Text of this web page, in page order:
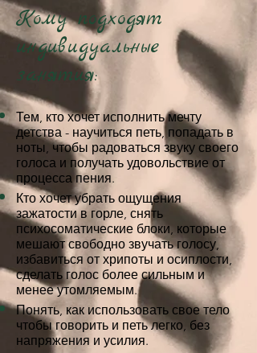
Кому подходят
индивидуальные
занятия:
Тем, кто хочет исполнить мечту
детства - научиться петь, попадать в
ноты, чтобы радоваться звуку своего
голоса и получать удовольствие от
процесса пения.
Кто хочет убрать ощущения
зажатости в горле, снять
психосоматические блоки, которые
мешают свободно звучать голосу,
избавиться от хрипоты и осиплости,
сделать голос более сильным и
менее утомляемым.
Понять, как использовать свое тело
чтобы говорить и петь легко, без
напряжения и усилия.